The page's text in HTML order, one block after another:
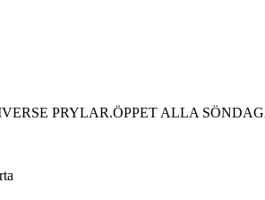
PRYLAR.ÖPPET ALLA